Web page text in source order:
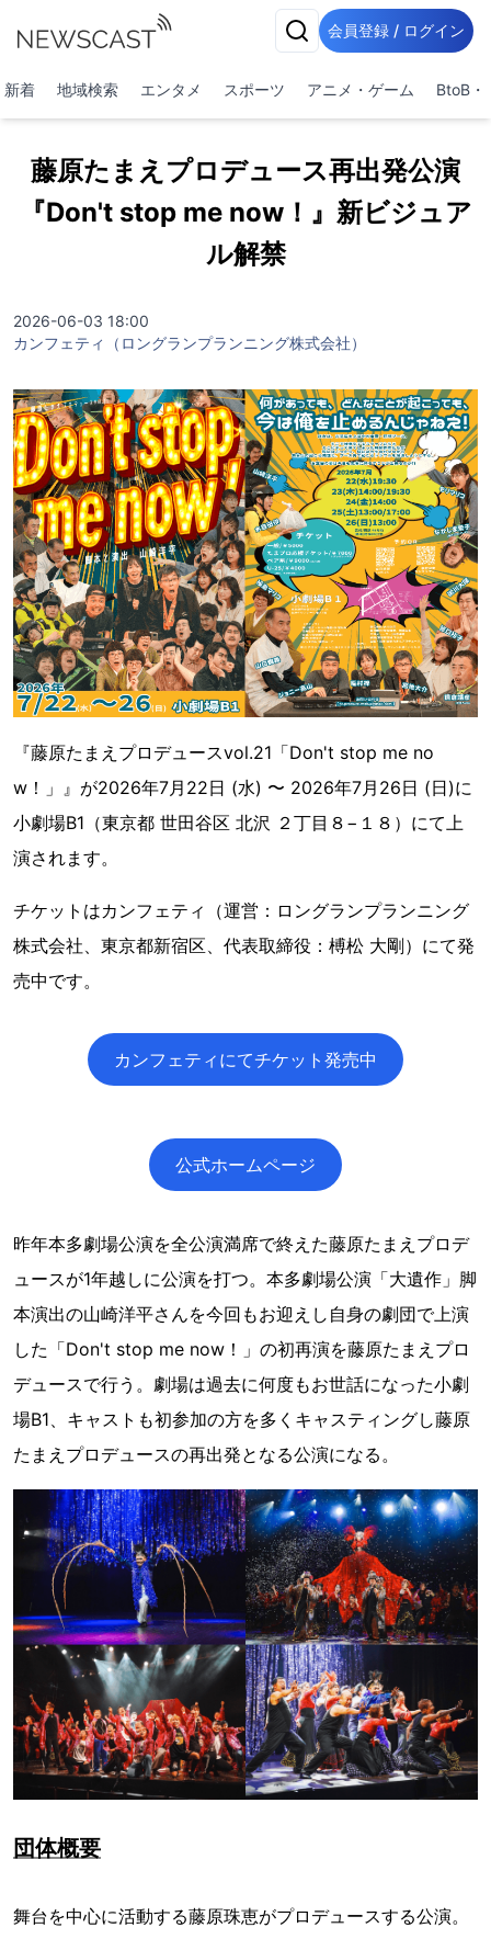
会員登録 / ログイン
新着 地域検索 エンタメ スポーツ アニメ・ゲーム BtoB・
藤原たまえプロデュース再出発公演
『Don't stop me now！』新ビジュア
ル解禁
2026-06-03 18:00
カンフェティ（ロングランプランニング株式会社）
『藤原たまえプロデュースvol.21「Don't stop me no
w！」』が2026年7月22日 (水) 〜 2026年7月26日 (日)に
小劇場B1（東京都 世田谷区 北沢 ２丁目８−１８）にて上
演されます。
チケットはカンフェティ（運営：ロングランプランニング
株式会社、東京都新宿区、代表取締役：榑松 大剛）にて発
売中です。
カンフェティにてチケット発売中
公式ホームページ
昨年本多劇場公演を全公演満席で終えた藤原たまえプロデ
ュースが1年越しに公演を打つ。本多劇場公演「大遺作」脚
本演出の山崎洋平さんを今回もお迎えし自身の劇団で上演
した「Don't stop me now！」の初再演を藤原たまえプロ
デュースで行う。劇場は過去に何度もお世話になった小劇
場B1、キャストも初参加の方を多くキャスティングし藤原
たまえプロデュースの再出発となる公演になる。
団体概要
舞台を中心に活動する藤原珠恵がプロデュースする公演。